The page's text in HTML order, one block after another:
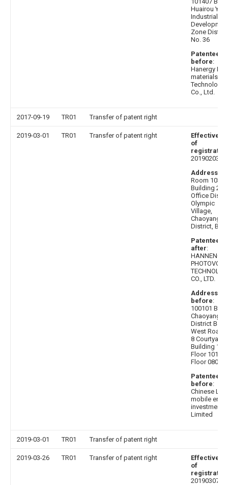
Huairou
Industrial
Zone District
No. 36
Patentee
before:
Hanergy
materials
Technology
Co., Ltd.
2017-09-19 TR01 Transfer of patent right
2019-03-01 TR01 Transfer of patent right
Effective
of
20190203
Address
Room 103,
Building 2,
Office
Olympic
Village,
Chaoyang
District,
Patentee
after:
HANNENG
CO., LTD.
Address
before:
100101
Chaoyang
District
West Road
8 Courtyard
Building 1
Floor 101, 7
Floor 0801
Patentee
before:
Chinese
mobile
investment
Limited
2019-03-01 TR01 Transfer of patent right
2019-03-26 TR01 Transfer of patent right
Effective
of
20190307